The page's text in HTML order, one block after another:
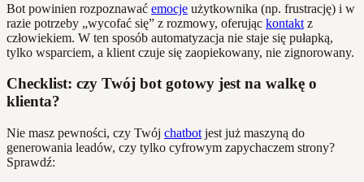
Bot powinien rozpoznawać emocje użytkownika (np. frustrację) i w
razie potrzeby „wycofać się” z rozmowy, oferując kontakt z
człowiekiem. W ten sposób automatyzacja nie staje się pułapką,
tylko wsparciem, a klient czuje się zaopiekowany, nie zignorowany.
Checklist: czy Twój bot gotowy jest na walkę o
klienta?
Nie masz pewności, czy Twój chatbot jest już maszyną do
generowania leadów, czy tylko cyfrowym zapychaczem strony?
Sprawdź: